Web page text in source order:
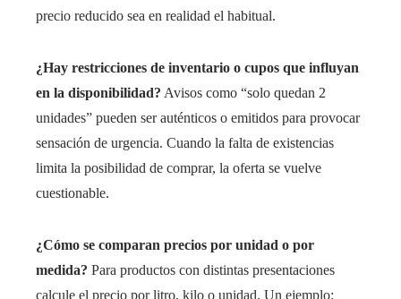
precio reducido sea en realidad el habitual.
¿Hay restricciones de inventario o cupos que influyan
en la disponibilidad? Avisos como “solo quedan 2
unidades” pueden ser auténticos o emitidos para provocar
sensación de urgencia. Cuando la falta de existencias
limita la posibilidad de comprar, la oferta se vuelve
cuestionable.
¿Cómo se comparan precios por unidad o por
medida? Para productos con distintas presentaciones
calcule el precio por litro, kilo o unidad. Un ejemplo: